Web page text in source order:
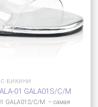
БИКИНИ
01 GALA01S/C/M
GALA01S/C/M – самая